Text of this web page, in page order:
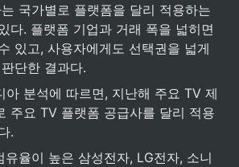
는 국가별로 플랫폼을 달리 적용하는
다. 플랫폼 기업과 거래 폭을 넓히면
있고, 사용자에게도 선택권을 넓게
단한 결과다.
분석에 따르면, 지난해 주요 TV 제
주요 TV 플랫폼 공급사를 달리 적용
.
유율이 높은 삼성전자, LG전자, 소니